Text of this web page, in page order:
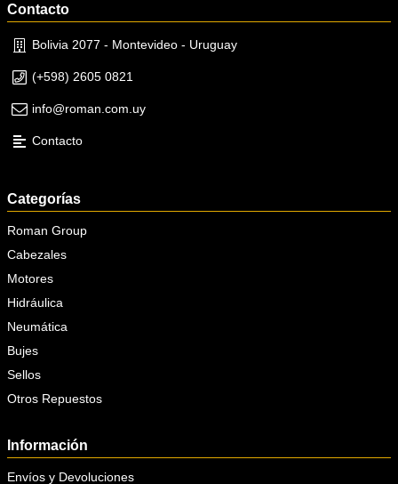
Contacto
Bolivia 2077 - Montevideo - Uruguay
(+598) 2605 0821
info@roman.com.uy
Contacto
Categorías
Roman Group
Cabezales
Motores
Hidráulica
Neumática
Bujes
Sellos
Otros Repuestos
Información
Envíos y Devoluciones